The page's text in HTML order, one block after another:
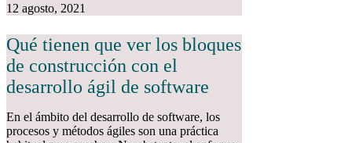
12 agosto, 2021
Qué tienen que ver los bloques
de construcción con el
desarrollo ágil de software
En el ámbito del desarrollo de software, los
procesos y métodos ágiles son una práctica